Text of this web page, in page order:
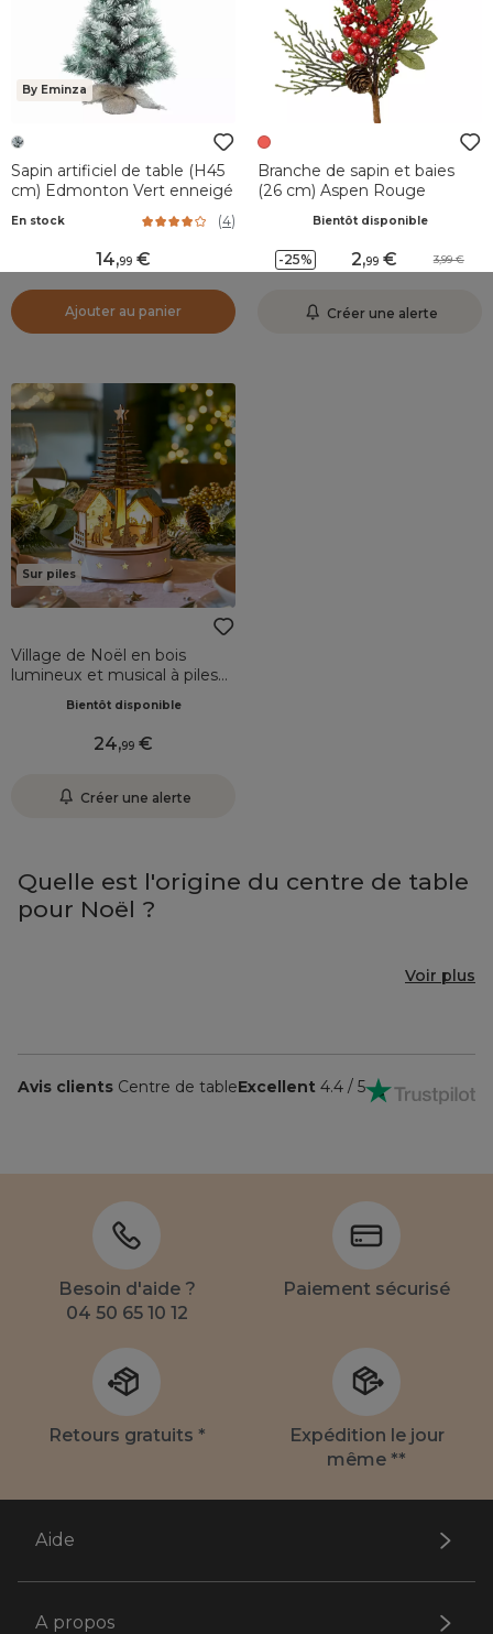
By Eminza
Sapin artificiel de table (H45
cm) Edmonton Vert enneigé
En stock (4)
14,99
Ajouter au panier
Branche de sapin et baies
(26 cm) Aspen Rouge
Bientôt disponible
-25% 2,99 3,99
Créer une alerte
Sur piles
Village de Noël en bois
lumineux et musical à piles
Bientôt disponible
24,99
Créer une alerte
Quelle est l'origine du centre de table
pour Noël ?
Voir plus
Avis clients Centre de tableExcellent 4.4 / 5
Besoin d'aide ?
04 50 65 10 12
Paiement sécurisé
Retours gratuits *
Expédition le jour
même **
Aide
A propos